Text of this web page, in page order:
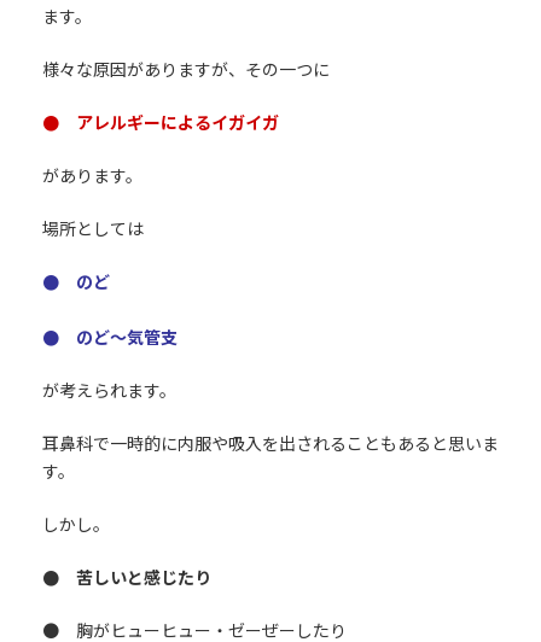
ます。
様々な原因がありますが、その一つに
● アレルギーによるイガイガ
があります。
場所としては
● のど
● のど～気管支
が考えられます。
耳鼻科で一時的に内服や吸入を出されることもあると思いま
す。
しかし。
● 苦しいと感じたり
● 胸がヒューヒュー・ゼーぜーしたり